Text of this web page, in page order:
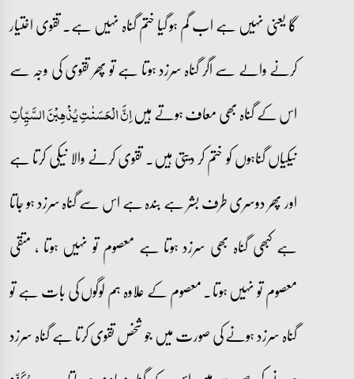
گا یعنی نہیں ہے اب گم ہو گیا ختم گناہ نہیں ہے۔ تقوی اختیار
کرنے والے سے اگر گناہ سرزد ہوتا ہے تو پھر تقوی کی وجہ سے
اس کے گناہ بھی معاف ہوتے ہیںاِنَّ الۡحَسَنٰتِ یُذۡہِبۡنَ السَّیِّاٰتِ
نیکیاں گناہوں کو ختم کر دیتی ہیں۔ تقوی کرنے والا نیکی کرتا ہے
اور پھر دوسری طرف بشر ہے بندہ ہے اس سے گناہ سرزد ہو جاتا
ہے کبھی گناہ بھی سرزد ہوتا ہے معصوم تو نہیں ہوتا ، متقی
معصوم تو نہیں ہوتا۔ معصوم کے علاوہ ہم لوگوں کی بات ہے تو
گناہ سرزد ہونے کی صورت میں جو شخص تقوی کرتا ہے گناہ سرزد